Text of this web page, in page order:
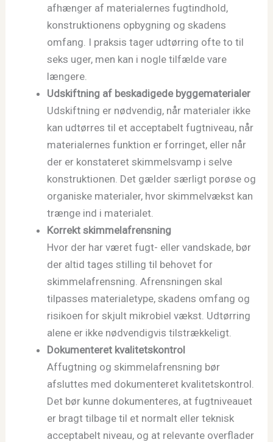
afhænger af materialernes fugtindhold,
konstruktionens opbygning og skadens
omfang. I praksis tager udtørring ofte to til
seks uger, men kan i nogle tilfælde vare
længere.
Udskiftning af beskadigede byggematerialer
Udskiftning er nødvendig, når materialer ikke
kan udtørres til et acceptabelt fugtniveau, når
materialernes funktion er forringet, eller når
der er konstateret skimmelsvamp i selve
konstruktionen. Det gælder særligt porøse og
organiske materialer, hvor skimmelvækst kan
trænge ind i materialet.
Korrekt skimmelafrensning
Hvor der har været fugt- eller vandskade, bør
der altid tages stilling til behovet for
skimmelafrensning. Afrensningen skal
tilpasses materialetype, skadens omfang og
risikoen for skjult mikrobiel vækst. Udtørring
alene er ikke nødvendigvis tilstrækkeligt.
Dokumenteret kvalitetskontrol
Affugtning og skimmelafrensning bør
afsluttes med dokumenteret kvalitetskontrol.
Det bør kunne dokumenteres, at fugtniveauet
er bragt tilbage til et normalt eller teknisk
acceptabelt niveau, og at relevante overflader